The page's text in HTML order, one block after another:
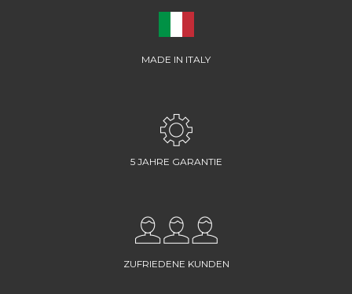
MADE IN ITALY
5 JAHRE GARANTIE
ZUFRIEDENE KUNDEN